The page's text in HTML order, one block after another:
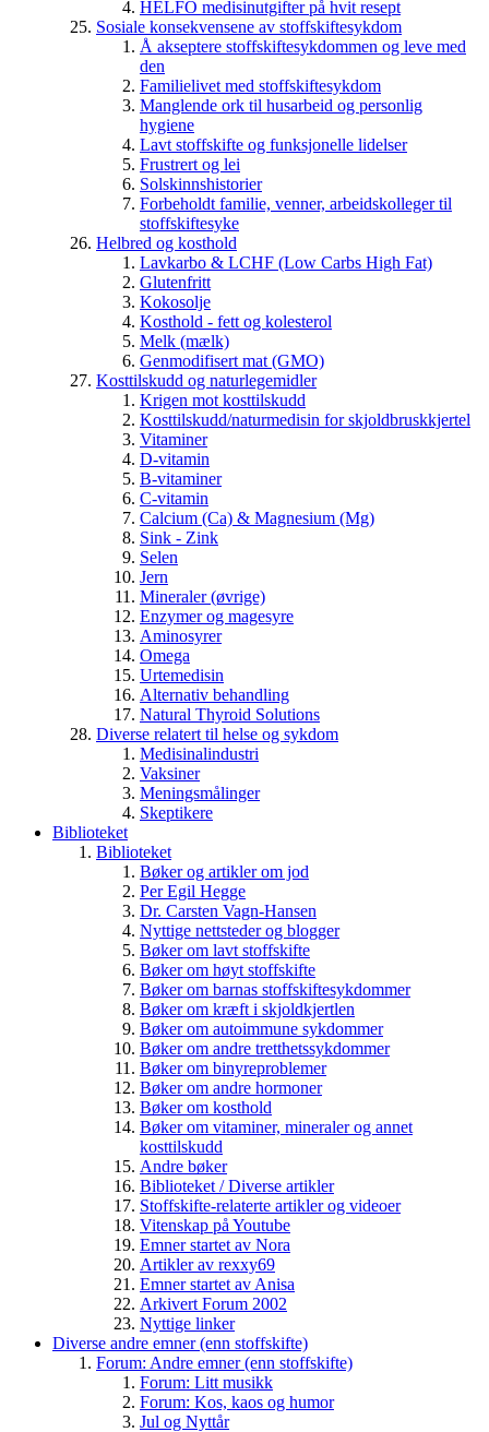
HELFO medisinutgifter på hvit resept
Sosiale konsekvensene av stoffskiftesykdom
Å akseptere stoffskiftesykdommen og leve med
den
Familielivet med stoffskiftesykdom
Manglende ork til husarbeid og personlig
hygiene
Lavt stoffskifte og funksjonelle lidelser
Frustrert og lei
Solskinnshistorier
Forbeholdt familie, venner, arbeidskolleger til
stoffskiftesyke
Helbred og kosthold
Lavkarbo & LCHF (Low Carbs High Fat)
Glutenfritt
Kokosolje
Kosthold - fett og kolesterol
Melk (mælk)
Genmodifisert mat (GMO)
Kosttilskudd og naturlegemidler
Krigen mot kosttilskudd
Kosttilskudd/naturmedisin for skjoldbruskkjertel
Vitaminer
D-vitamin
B-vitaminer
C-vitamin
Calcium (Ca) & Magnesium (Mg)
Sink - Zink
Selen
Jern
Mineraler (øvrige)
Enzymer og magesyre
Aminosyrer
Omega
Urtemedisin
Alternativ behandling
Natural Thyroid Solutions
Diverse relatert til helse og sykdom
Medisinalindustri
Vaksiner
Meningsmålinger
Skeptikere
Biblioteket
Biblioteket
Bøker og artikler om jod
Per Egil Hegge
Dr. Carsten Vagn-Hansen
Nyttige nettsteder og blogger
Bøker om lavt stoffskifte
Bøker om høyt stoffskifte
Bøker om barnas stoffskiftesykdommer
Bøker om kræft i skjoldkjertlen
Bøker om autoimmune sykdommer
Bøker om andre tretthetssykdommer
Bøker om binyreproblemer
Bøker om andre hormoner
Bøker om kosthold
Bøker om vitaminer, mineraler og annet
kosttilskudd
Andre bøker
Biblioteket / Diverse artikler
Stoffskifte-relaterte artikler og videoer
Vitenskap på Youtube
Emner startet av Nora
Artikler av rexxy69
Emner startet av Anisa
Arkivert Forum 2002
Nyttige linker
Diverse andre emner (enn stoffskifte)
Forum: Andre emner (enn stoffskifte)
Forum: Litt musikk
Forum: Kos, kaos og humor
Jul og Nyttår